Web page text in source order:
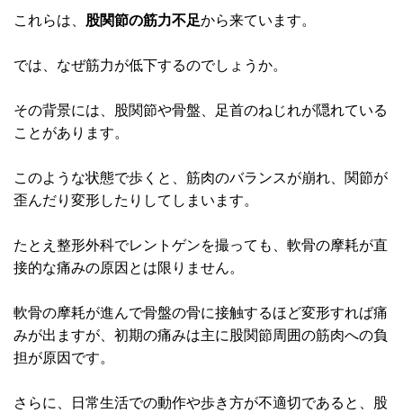
これらは、 股関節の筋力不足から来ています。
では、なぜ筋力が低下するのでしょうか。
その背景には、股関節や骨盤、足首のねじれが隠れている
ことがあります。
このような状態で歩くと、筋肉のバランスが崩れ、関節が
歪んだり変形したりしてしまいます。
たとえ整形外科でレントゲンを撮っても、軟骨の摩耗が直
接的な痛みの原因とは限りません。
軟骨の摩耗が進んで骨盤の骨に接触するほど変形すれば痛
みが出ますが、初期の痛みは主に股関節周囲の筋肉への負
担が原因です。
さらに、日常生活での動作や歩き方が不適切であると、股